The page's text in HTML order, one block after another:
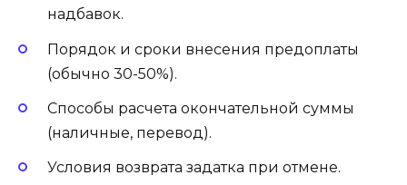
надбавок.
Порядок и сроки внесения предоплаты
(обычно 30-50%).
Способы расчета окончательной суммы
(наличные, перевод).
Условия возврата задатка при отмене.